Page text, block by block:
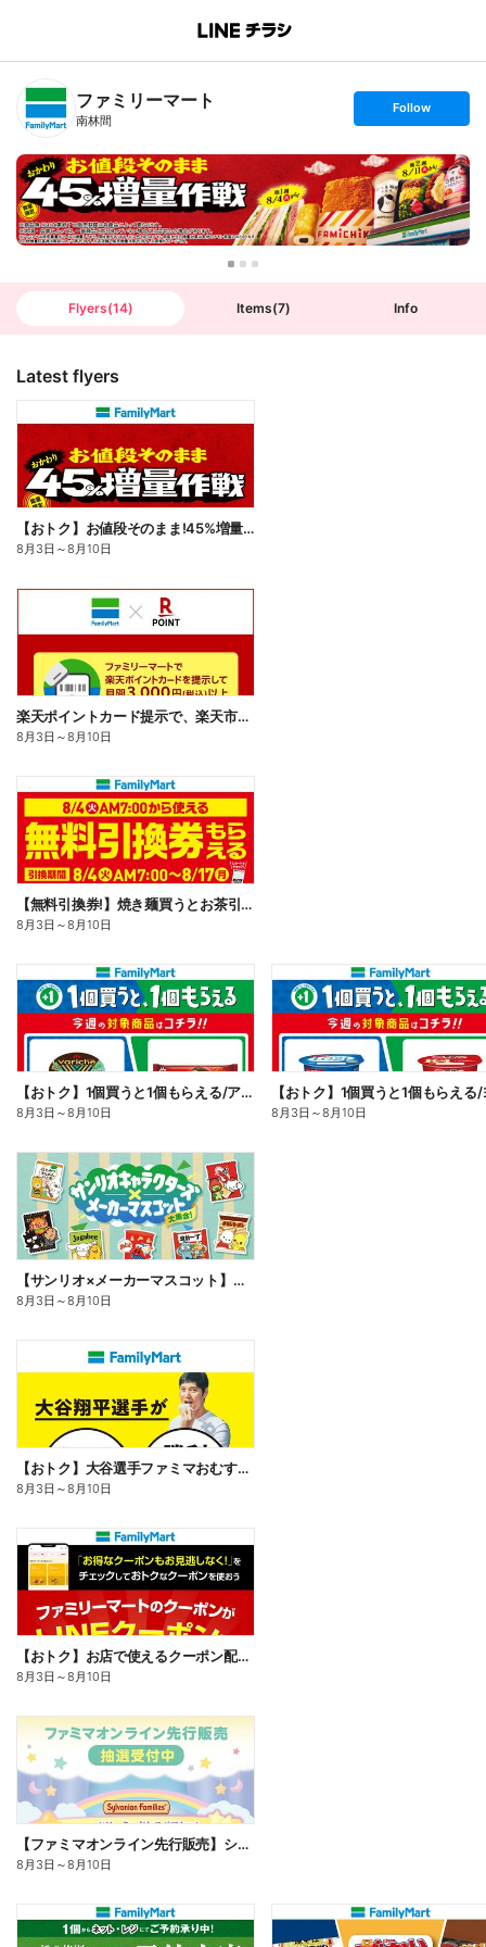
B
n
T
ファミリーマート
南林間
s
t
o
l
l
o
w
Follow
Flyers(14) Items(7) Info
Latest flyers
【おトク】お値段そのまま!45%増量作戦!
8月3日 ～8月10日
楽天ポイントカード提示で、楽天市場でのお買い物がおトクに!
8月3日 ～8月10日
【無料引換券!】焼き麺買うとお茶引換券貰える!
8月3日 ～8月10日
【おトク】1個買うと1個もらえる/アイス
8月3日 ～8月10日 8月3日 ～8月10日
【サンリオ×メーカーマスコット】オリジナルグッズ貰える!
8月3日 ～8月10日
【おトク】大谷選手ファミマおむすび割
8月3日 ～8月10日
【おトク】お店で使えるクーポン配信中
8月3日 ～8月10日
【ファミマオンライン先行販売】シルバニアファミリー
8月3日 ～8月10日